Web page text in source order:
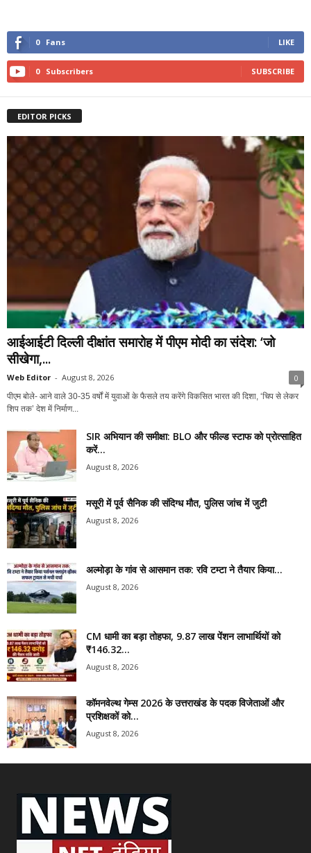
0 Fans LIKE
0 Subscribers SUBSCRIBE
EDITOR PICKS
आईआईटी दिल्ली दीक्षांत समारोह में पीएम मोदी का संदेश: ‘जो
सीखेगा,...
Web Editor - August 8, 2026 0
पीएम बोले- आने वाले 30-35 वर्षों में युवाओं के फैसले तय करेंगे विकसित भारत की दिशा, ‘चिप से लेकर
शिप तक’ देश में निर्माण...
SIR अभियान की समीक्षा: BLO और फील्ड स्टाफ को प्रोत्साहित
करें...
August 8, 2026
मसूरी में पूर्व सैनिक की संदिग्ध मौत, पुलिस जांच में जुटी
August 8, 2026
अल्मोड़ा के गांव से आसमान तक: रवि टम्टा ने तैयार किया...
August 8, 2026
CM धामी का बड़ा तोहफा, 9.87 लाख पेंशन लाभार्थियों को
₹146.32...
August 8, 2026
कॉमनवेल्थ गेम्स 2026 के उत्तराखंड के पदक विजेताओं और
प्रशिक्षकों को...
August 8, 2026